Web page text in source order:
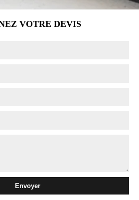
VOTRE DEVIS